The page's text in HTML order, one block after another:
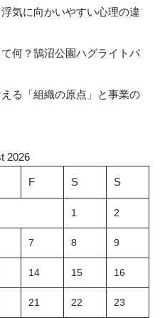
気に向かいやすい心理の違
何？鵠沼公園ハグライトパ
る「組織の原点」と事業の
2026
F S S
1 2
7 8 9
14 15 16
21 22 23